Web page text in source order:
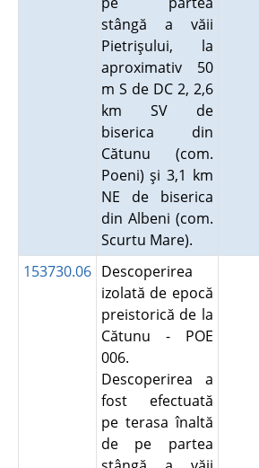
stângă a văii
Pietrişului, la
aproximativ 50
m S de DC 2, 2,6
km SV de
biserica din
Cătunu (com.
Poeni) şi 3,1 km
NE de biserica
din Albeni (com.
Scurtu Mare).
153730.06 Descoperirea
izolată de epocă
preistorică de la
Cătunu - POE
006.
Descoperirea a
fost efectuată
pe terasa înaltă
de pe partea